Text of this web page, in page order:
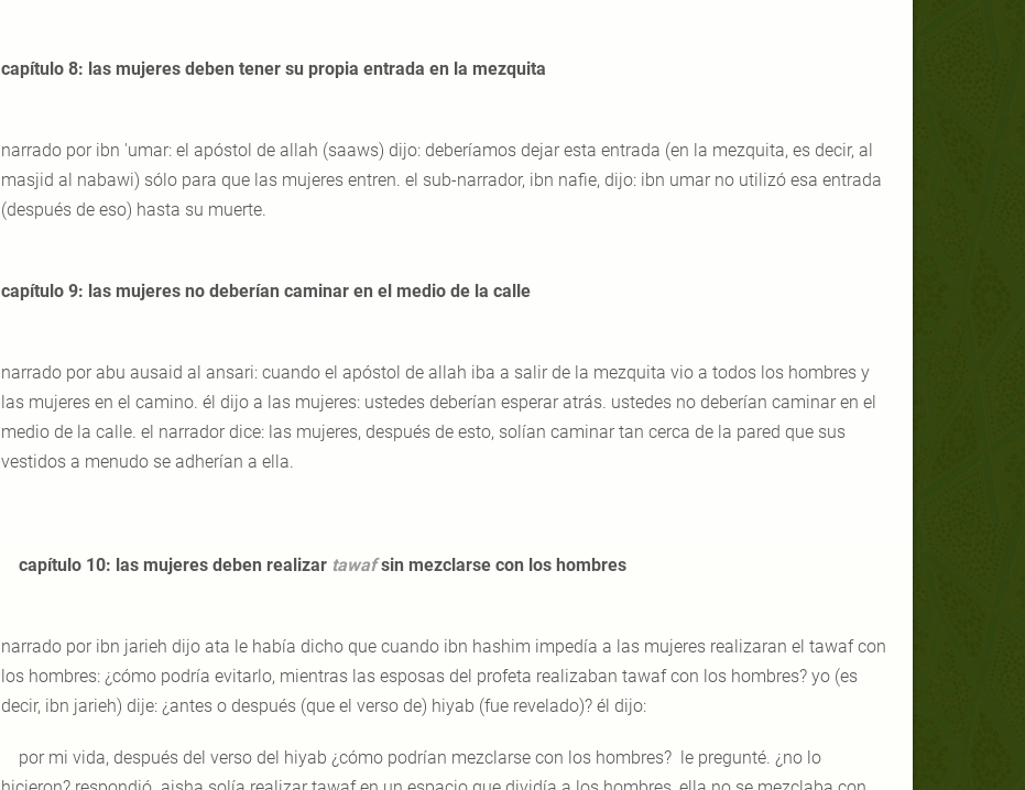
capítulo 8: las mujeres deben tener su propia entrada en la mezquita
narrado por ibn 'umar: el apóstol de allah (saaws) dijo: deberíamos dejar esta entrada (en la mezquita, es decir, al
masjid al nabawi) sólo para que las mujeres entren. el sub-narrador, ibn nafie, dijo: ibn umar no utilizó esa entrada
(después de eso) hasta su muerte.
capítulo 9: las mujeres no deberían caminar en el medio de la calle
narrado por abu ausaid al ansari: cuando el apóstol de allah iba a salir de la mezquita vio a todos los hombres y
las mujeres en el camino. él dijo a las mujeres: ustedes deberían esperar atrás. ustedes no deberían caminar en el
medio de la calle. el narrador dice: las mujeres, después de esto, solían caminar tan cerca de la pared que sus
vestidos a menudo se adherían a ella.
capítulo 10: las mujeres deben realizar tawafsin mezclarse con los hombres
narrado por ibn jarieh dijo ata le había dicho que cuando ibn hashim impedía a las mujeres realizaran el tawaf con
los hombres: ¿cómo podría evitarlo, mientras las esposas del profeta realizaban tawaf con los hombres? yo (es
decir, ibn jarieh) dije: ¿antes o después (que el verso de) hiyab (fue revelado)? él dijo:
por mi vida, después del verso del hiyab ¿cómo podrían mezclarse con los hombres? le pregunté. ¿no lo